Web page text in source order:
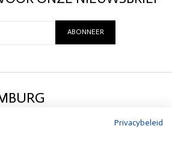
ABONNEER
Privacybeleid